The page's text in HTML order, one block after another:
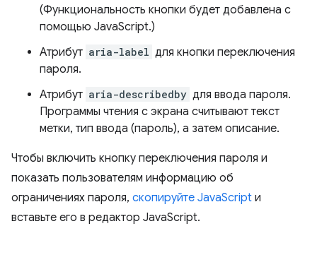
(Функциональность кнопки будет добавлена ​​с
помощью JavaScript.)
Атрибут aria-label для кнопки переключения
пароля.
Атрибут aria-describedby для ввода пароля.
Программы чтения с экрана считывают текст
метки, тип ввода (пароль), а затем описание.
Чтобы включить кнопку переключения пароля и
показать пользователям информацию об
ограничениях пароля, скопируйте JavaScript и
вставьте его в редактор JavaScript.